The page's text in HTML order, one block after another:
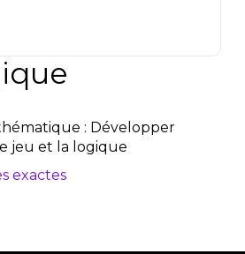
: Développer
jeu et la logique
exactes